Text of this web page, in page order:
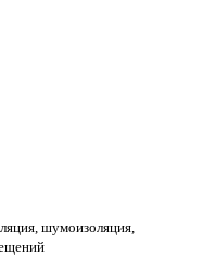
шумоизоляция,